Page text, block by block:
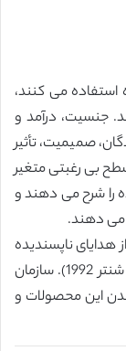
استفاده می کنند،
کنند. جنسیت، درآمد و
صمیمیت، تأثیر
بی رغبتی متغیر
را شرح می دهند و
می دهند.
هدایای ناپسندیده
و احتمالاً نگهداری آنها است (راکر، بالخ، هیگام و شنتر 1992). سازمان
این محصولات و